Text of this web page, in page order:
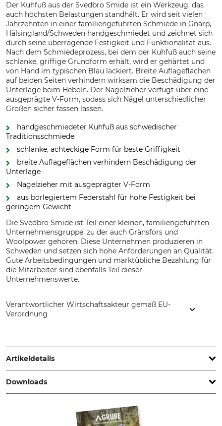
Der Kuhfuß aus der Svedbro Smide ist ein Werkzeug, das
auch höchsten Belastungen standhält. Er wird seit vielen
Jahrzehnten in einer familiengeführten Schmiede in Gnarp,
Hälsingland/Schweden handgeschmiedet und zeichnet sich
durch seine überragende Festigkeit und Funktionalität aus.
Nach dem Schmiedeprozess, bei dem der Kuhfuß auch seine
schlanke, griffige Grundform erhält, wird er gehärtet und
von Hand im typischen Blau lackiert. Breite Auflageflächen
auf beiden Seiten verhindern wirksam die Beschädigung der
Unterlage beim Hebeln. Der Nagelzieher verfügt über eine
ausgeprägte V-Form, sodass sich Nägel unterschiedlicher
Größen sicher fassen lassen.
handgeschmiedeter Kuhfuß aus schwedischer
Traditionsschmiede
schlanke, achteckige Form für beste Griffigkeit
breite Auflageflächen verhindern Beschädigung der
Unterlage
Nagelzieher mit ausgeprägter V-Form
aus borlegiertem Federstahl für hohe Festigkeit bei
geringem Gewicht
Die Svedbro Smide ist Teil einer kleinen, familiengeführten
Unternehmensgruppe, zu der auch Gränsfors und
Woolpower gehören. Diese Unternehmen produzieren in
Schweden und setzen sich hohe Anforderungen an Qualität.
Gute Arbeitsbedingungen und marktübliche Bezahlung für
die Mitarbeiter sind ebenfalls Teil dieser
Unternehmenswerte.
Verantwortlicher Wirtschaftsakteur gemäß EU-
Verordnung
Sweden, www.gransforsbruk.com
Artikeldetails
Marke
Svedbro Smide
Brecheisen
Modellbezeichnung
Herstellung
Downloads
Sonstige Dokumente | User-Information_Graensfors-Tove_17-305_de_102024.pdf